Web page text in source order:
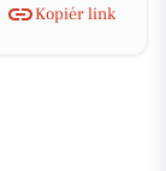
Kopiér link